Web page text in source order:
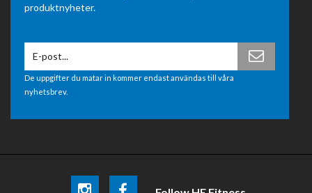
produktnyheter.
De uppgifter du matar in kommer endast användas till våra
nyhetsbrev.